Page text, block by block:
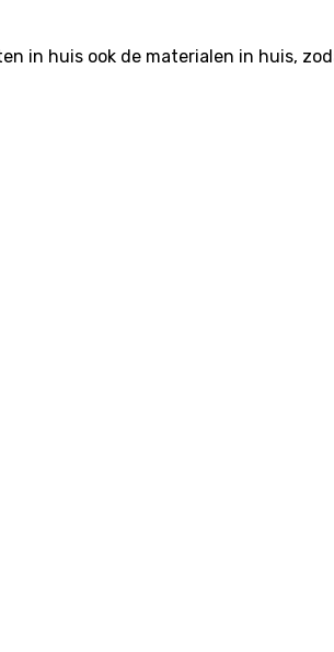
in huis ook de materialen in huis,